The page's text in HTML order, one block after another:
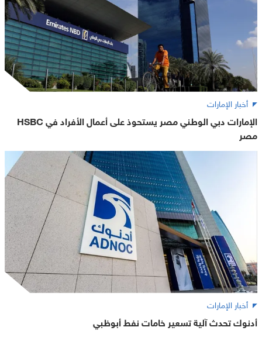
أخبار الإمارات
الإمارات دبي الوطني مصر يستحوذ على أعمال الأفراد في HSBC
مصر
أخبار الإمارات
أدنوك تحدث آلية تسعير خامات نفط أبوظبي